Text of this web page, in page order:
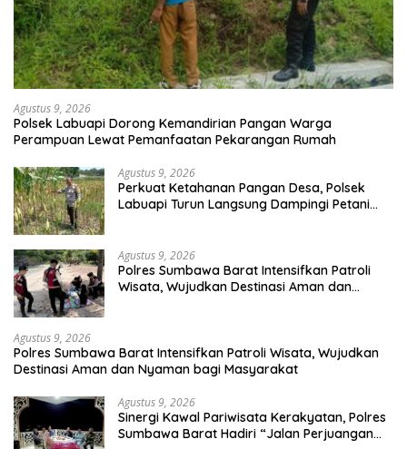
Agustus 9, 2026
Polsek Labuapi Dorong Kemandirian Pangan Warga
Perampuan Lewat Pemanfaatan Pekarangan Rumah
Agustus 9, 2026
Perkuat Ketahanan Pangan Desa, Polsek
Labuapi Turun Langsung Dampingi Petani
Agustus 9, 2026
Polres Sumbawa Barat Intensifkan Patroli
Wisata, Wujudkan Destinasi Aman dan
Agustus 9, 2026
Polres Sumbawa Barat Intensifkan Patroli Wisata, Wujudkan
Destinasi Aman dan Nyaman bagi Masyarakat
Agustus 9, 2026
Sinergi Kawal Pariwisata Kerakyatan, Polres
Sumbawa Barat Hadiri “Jalan Perjuangan